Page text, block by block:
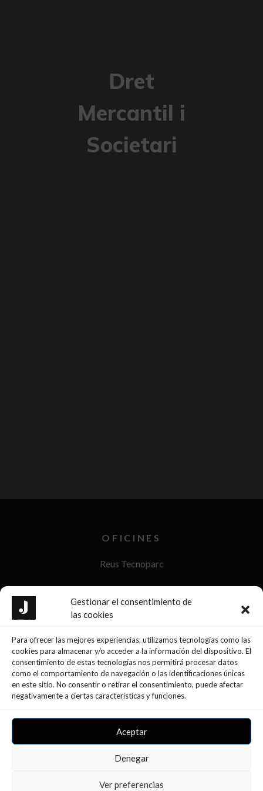
Gestionar el consentimiento de
las cookies
Para ofrecer las mejores experiencias, utilizamos tecnologías como las
cookies para almacenar y/o acceder a la información del dispositivo. El
consentimiento de estas tecnologías nos permitirá procesar datos
como el comportamiento de navegación o las identificaciones únicas
en este sitio. No consentir o retirar el consentimiento, puede afectar
negativamente a ciertas características y funciones.
Aceptar
Denegar
Ver preferencias
Dret
Mercantil i
Societari
OFICINES
Reus Tecnoparc
Reus Passeig Sunyer
La Selva del Camp
Móra d’Ebre
Tarragona